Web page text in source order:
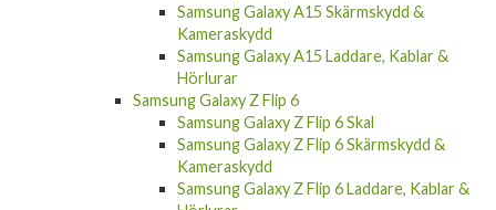
Samsung Galaxy A15 Skärmskydd &
Kameraskydd
Samsung Galaxy A15 Laddare, Kablar &
Hörlurar
Samsung Galaxy Z Flip 6
Samsung Galaxy Z Flip 6 Skal
Samsung Galaxy Z Flip 6 Skärmskydd &
Kameraskydd
Samsung Galaxy Z Flip 6 Laddare, Kablar &